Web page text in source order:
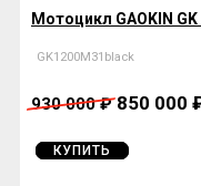
Мотоцикл GAOKIN
GK1200M31black
930 000 ₽ 850 000
КУПИТЬ